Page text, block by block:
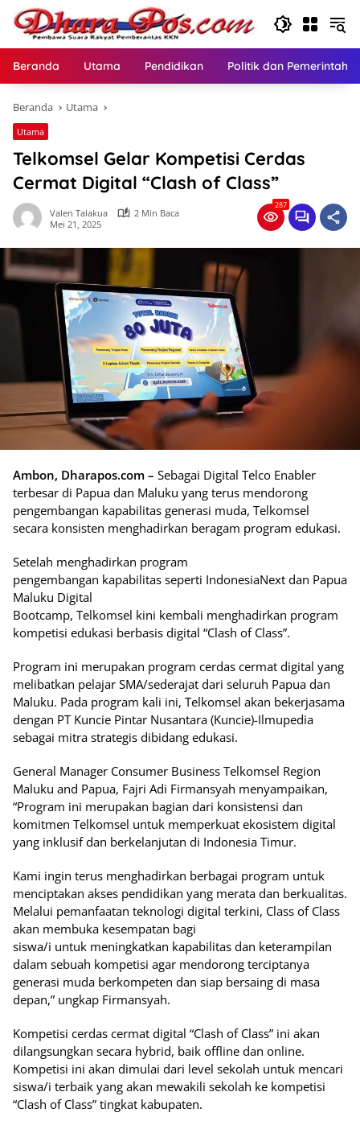
Langsung
konten
Beranda Utama Pendidikan Politik dan
Beranda Utama
Utama
Telkomsel Gelar Kompetisi Cerdas
Cermat Digital “Clash of Class”
Valen Talakua
2 Min Baca
Mei 21, 2025
287
Ambon, Dharapos.com – Sebagai Digital Telco Enabler
terbesar di Papua dan Maluku yang terus mendorong
pengembangan kapabilitas generasi muda, Telkomsel
secara konsisten menghadirkan beragam program edukasi.
Setelah menghadirkan program
pengembangan kapabilitas seperti IndonesiaNext dan Papua
Maluku Digital
Bootcamp, Telkomsel kini kembali menghadirkan program
kompetisi edukasi berbasis digital “Clash of Class”.
Program ini merupakan program cerdas cermat digital yang
melibatkan pelajar SMA/sederajat dari seluruh Papua dan
Maluku. Pada program kali ini, Telkomsel akan bekerjasama
dengan PT Kuncie Pintar Nusantara (Kuncie)-Ilmupedia
sebagai mitra strategis dibidang edukasi.
General Manager Consumer Business Telkomsel Region
Maluku and Papua, Fajri Adi Firmansyah menyampaikan,
“Program ini merupakan bagian dari konsistensi dan
komitmen Telkomsel untuk memperkuat ekosistem digital
yang inklusif dan berkelanjutan di Indonesia Timur.
Kami ingin terus menghadirkan berbagai program untuk
menciptakan akses pendidikan yang merata dan berkualitas.
Melalui pemanfaatan teknologi digital terkini, Class of Class
akan membuka kesempatan bagi
siswa/i untuk meningkatkan kapabilitas dan keterampilan
dalam sebuah kompetisi agar mendorong terciptanya
generasi muda berkompeten dan siap bersaing di masa
depan,” ungkap Firmansyah.
Kompetisi cerdas cermat digital “Clash of Class” ini akan
dilangsungkan secara hybrid, baik offline dan online.
Kompetisi ini akan dimulai dari level sekolah untuk mencari
siswa/i terbaik yang akan mewakili sekolah ke kompetisi
“Clash of Class” tingkat kabupaten.